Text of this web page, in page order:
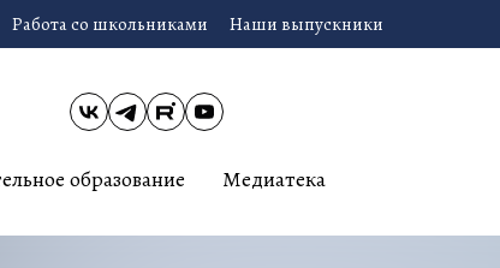
Работа со школьниками Наши выпускники
образование
Медиатека